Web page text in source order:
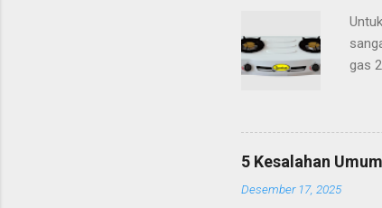
gas
5 Kesalahan
Desember 17, 2025